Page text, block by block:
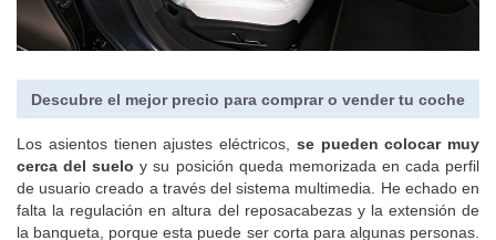
Descubre el mejor precio para comprar o vender tu coche
Los asientos tienen ajustes eléctricos,se pueden colocar muy
cerca del sueloy su posición queda memorizada en cada perfil
de usuario creado a través del sistema multimedia. He echado en
falta la regulación en altura del reposacabezas y la extensión de